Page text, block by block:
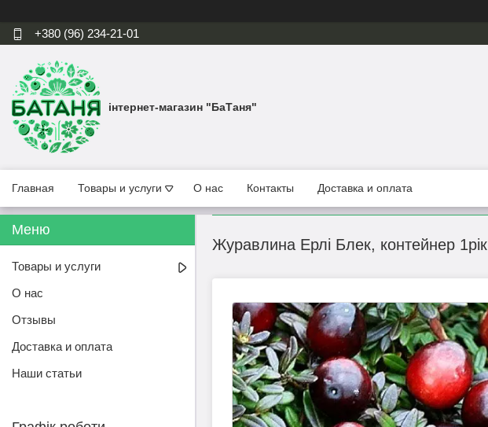
+380 (96) 234-21-01
інтернет-магазин "БаТаня"
Главная Товары и услуги О нас Контакты Доставка и оплата
Журавлина Ерлі Блек, контейнер 1рік
Товары и услуги
О нас
Отзывы
Доставка и оплата
Наши статьи